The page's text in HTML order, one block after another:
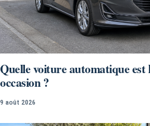
Quelle voiture automatique est
occasion ?
9 août 2026